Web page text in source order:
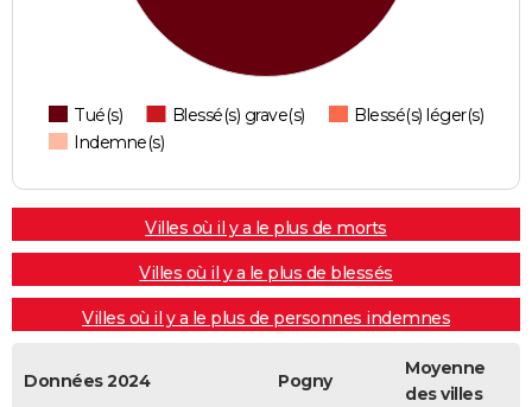
Tué(s) Blessé(s) grave(s)
Blessé(s) léger(s)
Indemne(s)
Villes où il y a le plus de morts
Villes où il y a le plus de blessés
Villes où il y a le plus de personnes indemnes
Données 2024 Pogny
Moyenne
des villes